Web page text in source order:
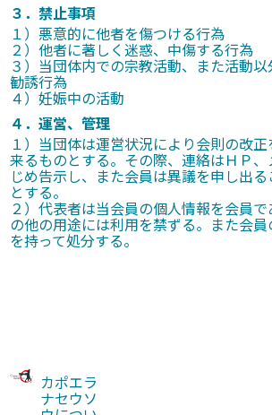
３．禁止事項
１）悪意的に他者を傷つける行為
２）他者に著しく迷惑、中傷する行為
３）当団体内での宗教活動、また活動以
勧誘行為
４）妊娠中の活動
４．運営、管理
１）当団体は運営状況により会則の改
来るものとする。その際、連絡はＨＰ
じめ告示し、また会員は異議を申し出
とする。
２）代表者は当会員の個人情報を会員
の他の用途には利用を禁ずる。また会
を持って処分する。
カポエラ
ナセウソ